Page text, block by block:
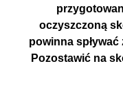
oczyszczoną
powinna
Pozostawić na